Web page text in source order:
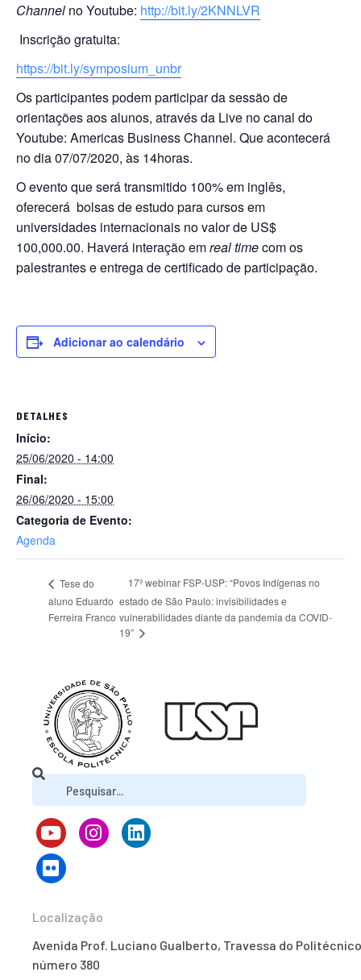
Channel no Youtube: http://bit.ly/2KNNLVR
Inscrição gratuita:
https://bit.ly/symposium_unbr
Os participantes podem participar da sessão de
orientações aos alunos, através da Live no canal do
Youtube: Americas Business Channel. Que acontecerá
no dia 07/07/2020, às 14horas.
O evento que será transmitido 100% em inglês,
oferecerá bolsas de estudo para cursos em
universidades internacionais no valor de US$
100,000.00. Haverá interação emreal timecom os
palestrantes e entrega de certificado de participação.
Adicionar ao calendário
DETALHES
Início:
25/06/2020 - 14:00
Final:
26/06/2020 - 15:00
Categoria de Evento:
Agenda
Tese do
aluno Eduardo
Ferreira Franco
17º webinar FSP-USP: “Povos Indígenas no
estado de São Paulo: invisibilidades e
vulnerabilidades diante da pandemia da COVID-
19”
Localização
Avenida Prof. Luciano Gualberto, Travessa do
número 380